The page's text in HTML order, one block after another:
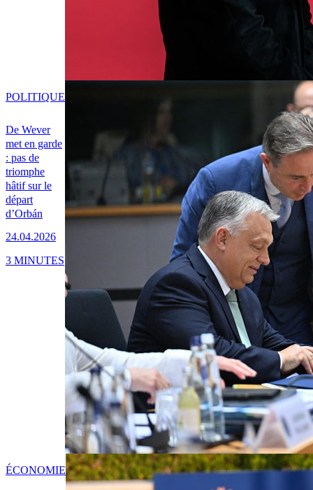
De Wever
met en garde
: pas de
triomphe
hâtif sur le
départ
d’Orbán
24.04.2026
POLITIQUE
3 MINUTES
ÉCONOMIE